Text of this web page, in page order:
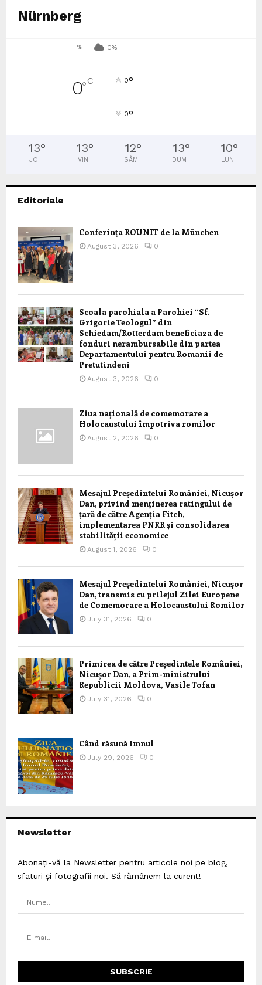
Nürnberg
% 0%
0°C 0°
0°
13°
JOI
13°
VIN
12°
SÂM
13°
DUM
10°
LUN
Editoriale
Conferința ROUNIT de la München
August 3, 2026 0
Scoala parohiala a Parohiei “Sf.
Grigorie Teologul” din
Schiedam/Rotterdam beneficiaza de
fonduri nerambursabile din partea
Departamentului pentru Romanii de
Pretutindeni
August 3, 2026 0
Ziua națională de comemorare a
Holocaustului împotriva romilor
August 2, 2026 0
Mesajul Președintelui României, Nicușor
Dan, privind menținerea ratingului de
țară de către Agenția Fitch,
implementarea PNRR și consolidarea
stabilității economice
August 1, 2026 0
Mesajul Președintelui României, Nicușor
Dan, transmis cu prilejul Zilei Europene
de Comemorare a Holocaustului Romilor
July 31, 2026 0
Primirea de către Președintele României,
Nicușor Dan, a Prim-ministrului
Republicii Moldova, Vasile Tofan
July 31, 2026 0
Când răsună Imnul
July 29, 2026 0
Newsletter
Abonați-vă la Newsletter pentru articole noi pe blog,
sfaturi și fotografii noi. Să rămânem la curent!